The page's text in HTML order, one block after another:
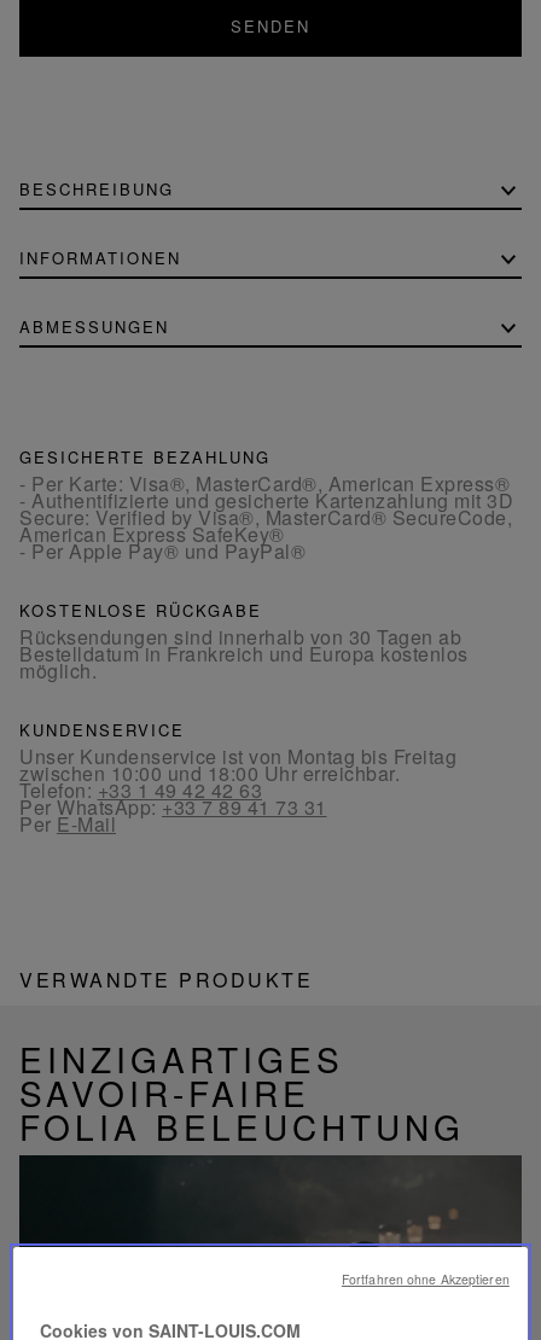
SENDEN
BESCHREIBUNG
INFORMATIONEN
ABMESSUNGEN
GESICHERTE BEZAHLUNG
- Per Karte: Visa®, MasterCard®, American Express®
- Authentifizierte und gesicherte Kartenzahlung mit 3D
Secure: Verified by Visa®, MasterCard® SecureCode,
American Express SafeKey®
- Per Apple Pay® und PayPal®
KOSTENLOSE RÜCKGABE
Rücksendungen sind innerhalb von 30 Tagen ab
Bestelldatum in Frankreich und Europa kostenlos
möglich.
KUNDENSERVICE
Unser Kundenservice ist von Montag bis Freitag
zwischen 10:00 und 18:00 Uhr erreichbar.
Telefon:+33 1 49 42 42 63
Per WhatsApp:+33 7 89 41 73 31
Per E-Mail
VERWANDTE PRODUKTE
EINZIGARTIGES
SAVOIR-FAIRE
FOLIA BELEUCHTUNG
Video,
Cookies von SAINT-LOUIS.COM
Fortfahren ohne Akzeptieren